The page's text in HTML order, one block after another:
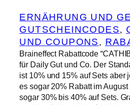
ERNÄHRUNG UND
GUTSCHEINCODES,
UND COUPONS,
Braineffect Rabattcode
für Daily Gut und Co. Der
ist 10% und 15% auf Sets aber
es sogar 20% Rabatt im
sogar 30% bis 40% auf Sets.